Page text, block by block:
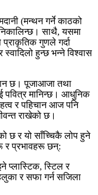
(मन्थन गर्ने काठको
साथै, यसमा
प्राकृतिक गुणले गर्दा
स्वादिलो हुन्छ भन्ने विश्वास
छ। पूजाआजा तथा
पवित्र मानिन्छ। आधुनिक
र पहिचान आज पनि
राखेको छ।
छ र यो साँच्चिकै लोप हुने
र प्रभावहरू छन्:
प्लास्टिक, स्टिल र
र सफा गर्न सजिला